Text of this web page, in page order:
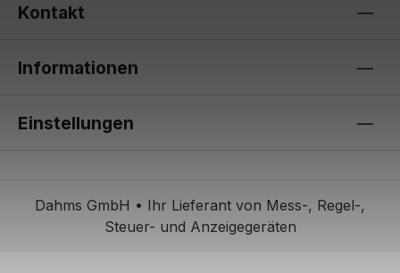
Kontakt
Informationen
Einstellungen
Dahms GmbH • Ihr Lieferant von Mess-, Regel-,
Steuer- und Anzeigegeräten